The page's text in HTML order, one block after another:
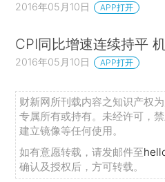
2016年05月10日 APP打开
CPI同比增速连续持平
2016年05月10日 APP打开
财新网所刊载内容之知识产权
专属所有或持有。未经许可，
建立镜像等任何使用。
如有意愿转载，请发邮件至
确认及授权后，方可转载。